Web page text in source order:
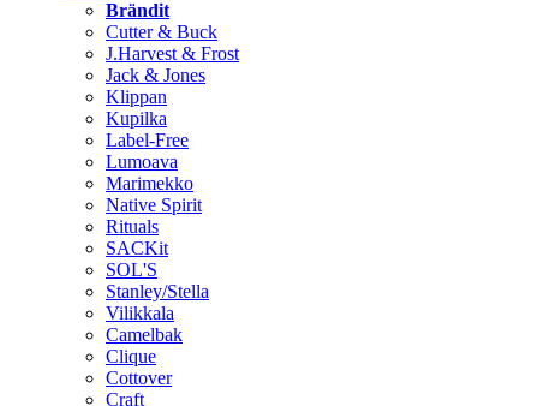
Brändit
Cutter & Buck
J.Harvest & Frost
Jack & Jones
Klippan
Kupilka
Label-Free
Lumoava
Marimekko
Native Spirit
Rituals
SACKit
SOL'S
Stanley/Stella
Vilikkala
Camelbak
Clique
Cottover
Craft